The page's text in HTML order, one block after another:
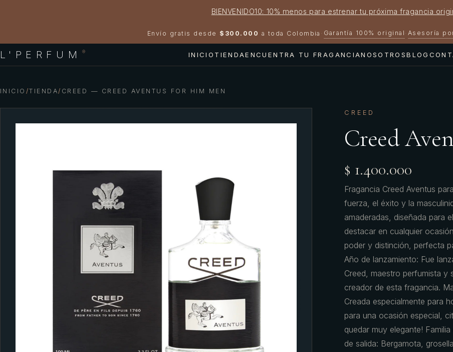
BIENVENIDO10: 10% menos para estrenar tu próxima fragancia
Envío gratis desde $300.000 a toda Colombia · Garantía 100% original · Asesoría
L'PERFUM ® INICIO TIENDAENCUENTRA TU FRAGANCIANOSOTROSBLOG
INICIO /TIENDA/ CREED — CREED AVENTUS FOR HIM MEN
CREED
Creed
$ 1.400.000
Fragancia Creed Aventus
fuerza, el éxito y la
amaderadas, diseñada para
destacar en cualquier
poder y distinción, perfecta
Año de lanzamiento: Fue
Creed, maestro perfumista y
creador de esta fragancia.
Creada especialmente para
para una ocasión especial,
quedar muy elegante!
de salida: Bergamota,